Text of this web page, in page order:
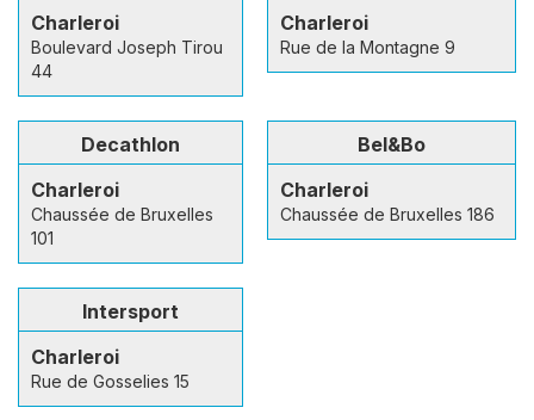
Charleroi
Boulevard Joseph Tirou
44
Charleroi
Rue de la Montagne 9
Decathlon
Charleroi
Chaussée de Bruxelles
101
Bel&Bo
Charleroi
Chaussée de Bruxelles 186
Intersport
Charleroi
Rue de Gosselies 15